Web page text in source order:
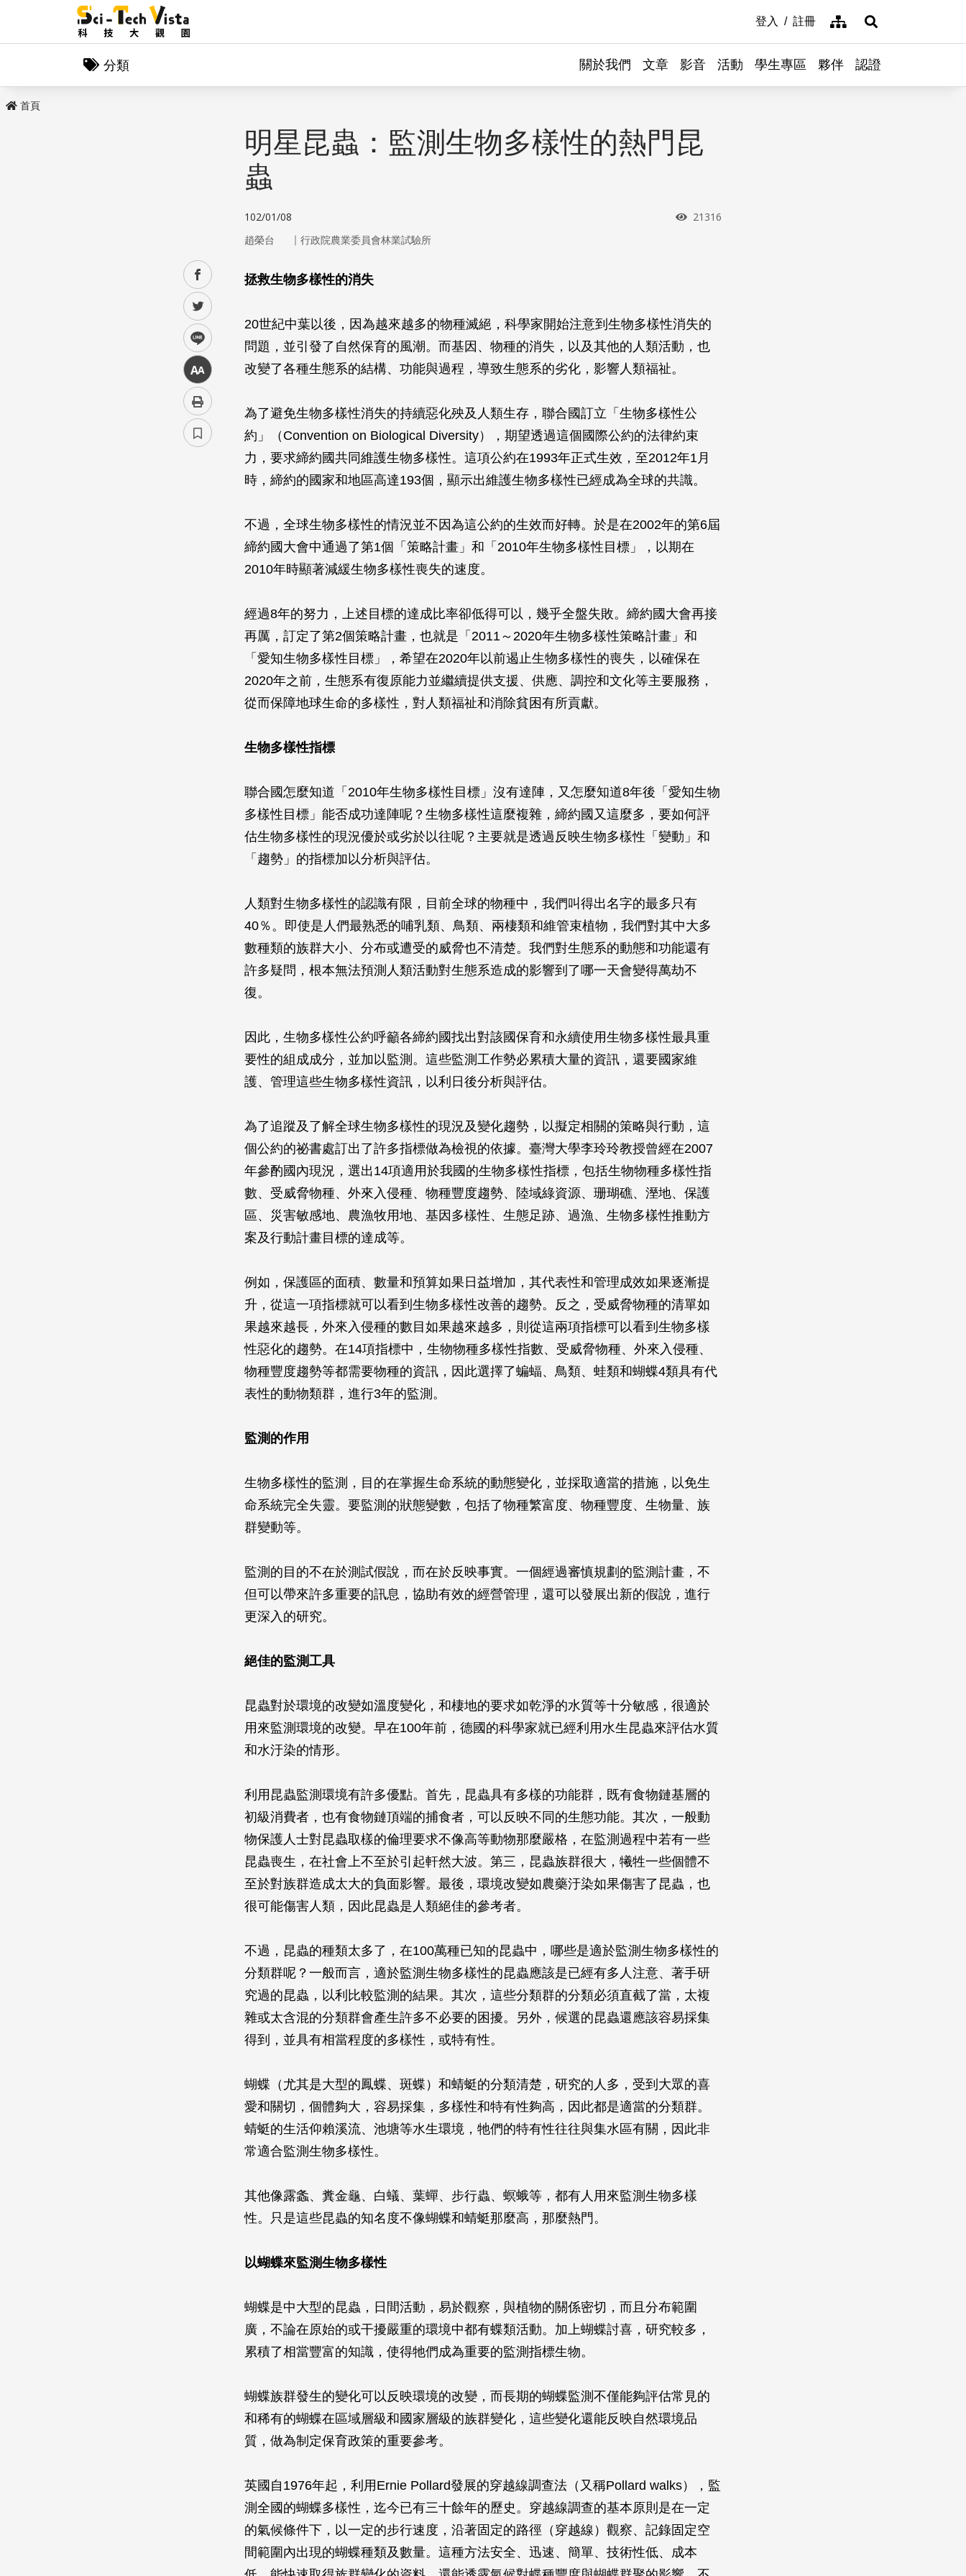
登入 註冊 網站導覽展開搜尋
分類 關於我們 文章 影音 活動 學生專區 夥伴 認證
首頁
facebook
twitter
line
中
明星昆蟲：監測生物多樣性的熱門昆
蟲
102/01/08 瀏覽次數
21316
趙榮台 ｜ 行政院農業委員會林業試驗所
拯救生物多樣性的消失
20世紀中葉以後，因為越來越多的物種滅絕，科學家開始注意到生物多樣性消失的
問題，並引發了自然保育的風潮。而基因、物種的消失，以及其他的人類活動，也
改變了各種生態系的結構、功能與過程，導致生態系的劣化，影響人類福祉。
為了避免生物多樣性消失的持續惡化殃及人類生存，聯合國訂立「生物多樣性公
約」（Convention on Biological Diversity），期望透過這個國際公約的法律約束
力，要求締約國共同維護生物多樣性。這項公約在1993年正式生效，至2012年1月
時，締約的國家和地區高達193個，顯示出維護生物多樣性已經成為全球的共識。
不過，全球生物多樣性的情況並不因為這公約的生效而好轉。於是在2002年的第6屆
締約國大會中通過了第1個「策略計畫」和「2010年生物多樣性目標」，以期在
2010年時顯著減緩生物多樣性喪失的速度。
經過8年的努力，上述目標的達成比率卻低得可以，幾乎全盤失敗。締約國大會再接
再厲，訂定了第2個策略計畫，也就是「2011～2020年生物多樣性策略計畫」和
「愛知生物多樣性目標」，希望在2020年以前遏止生物多樣性的喪失，以確保在
2020年之前，生態系有復原能力並繼續提供支援、供應、調控和文化等主要服務，
從而保障地球生命的多樣性，對人類福祉和消除貧困有所貢獻。
生物多樣性指標
聯合國怎麼知道「2010年生物多樣性目標」沒有達陣，又怎麼知道8年後「愛知生物
多樣性目標」能否成功達陣呢？生物多樣性這麼複雜，締約國又這麼多，要如何評
估生物多樣性的現況優於或劣於以往呢？主要就是透過反映生物多樣性「變動」和
「趨勢」的指標加以分析與評估。
人類對生物多樣性的認識有限，目前全球的物種中，我們叫得出名字的最多只有
40％。即使是人們最熟悉的哺乳類、鳥類、兩棲類和維管束植物，我們對其中大多
數種類的族群大小、分布或遭受的威脅也不清楚。我們對生態系的動態和功能還有
許多疑問，根本無法預測人類活動對生態系造成的影響到了哪一天會變得萬劫不
復。
因此，生物多樣性公約呼籲各締約國找出對該國保育和永續使用生物多樣性最具重
要性的組成成分，並加以監測。這些監測工作勢必累積大量的資訊，還要國家維
護、管理這些生物多樣性資訊，以利日後分析與評估。
為了追蹤及了解全球生物多樣性的現況及變化趨勢，以擬定相關的策略與行動，這
個公約的祕書處訂出了許多指標做為檢視的依據。臺灣大學李玲玲教授曾經在2007
年參酌國內現況，選出14項適用於我國的生物多樣性指標，包括生物物種多樣性指
數、受威脅物種、外來入侵種、物種豐度趨勢、陸域綠資源、珊瑚礁、溼地、保護
區、災害敏感地、農漁牧用地、基因多樣性、生態足跡、過漁、生物多樣性推動方
案及行動計畫目標的達成等。
例如，保護區的面積、數量和預算如果日益增加，其代表性和管理成效如果逐漸提
升，從這一項指標就可以看到生物多樣性改善的趨勢。反之，受威脅物種的清單如
果越來越長，外來入侵種的數目如果越來越多，則從這兩項指標可以看到生物多樣
性惡化的趨勢。在14項指標中，生物物種多樣性指數、受威脅物種、外來入侵種、
物種豐度趨勢等都需要物種的資訊，因此選擇了蝙蝠、鳥類、蛙類和蝴蝶4類具有代
表性的動物類群，進行3年的監測。
監測的作用
生物多樣性的監測，目的在掌握生命系統的動態變化，並採取適當的措施，以免生
命系統完全失靈。要監測的狀態變數，包括了物種繁富度、物種豐度、生物量、族
群變動等。
監測的目的不在於測試假說，而在於反映事實。一個經過審慎規劃的監測計畫，不
但可以帶來許多重要的訊息，協助有效的經營管理，還可以發展出新的假說，進行
更深入的研究。
絕佳的監測工具
昆蟲對於環境的改變如溫度變化，和棲地的要求如乾淨的水質等十分敏感，很適於
用來監測環境的改變。早在100年前，德國的科學家就已經利用水生昆蟲來評估水質
和水汙染的情形。
利用昆蟲監測環境有許多優點。首先，昆蟲具有多樣的功能群，既有食物鏈基層的
初級消費者，也有食物鏈頂端的捕食者，可以反映不同的生態功能。其次，一般動
物保護人士對昆蟲取樣的倫理要求不像高等動物那麼嚴格，在監測過程中若有一些
昆蟲喪生，在社會上不至於引起軒然大波。第三，昆蟲族群很大，犧牲一些個體不
至於對族群造成太大的負面影響。最後，環境改變如農藥汙染如果傷害了昆蟲，也
很可能傷害人類，因此昆蟲是人類絕佳的參考者。
不過，昆蟲的種類太多了，在100萬種已知的昆蟲中，哪些是適於監測生物多樣性的
分類群呢？一般而言，適於監測生物多樣性的昆蟲應該是已經有多人注意、著手研
究過的昆蟲，以利比較監測的結果。其次，這些分類群的分類必須直截了當，太複
雜或太含混的分類群會產生許多不必要的困擾。另外，候選的昆蟲還應該容易採集
得到，並具有相當程度的多樣性，或特有性。
蝴蝶（尤其是大型的鳳蝶、斑蝶）和蜻蜓的分類清楚，研究的人多，受到大眾的喜
愛和關切，個體夠大，容易採集，多樣性和特有性夠高，因此都是適當的分類群。
蜻蜓的生活仰賴溪流、池塘等水生環境，牠們的特有性往往與集水區有關，因此非
常適合監測生物多樣性。
其他像露螽、糞金龜、白蟻、葉蟬、步行蟲、螟蛾等，都有人用來監測生物多樣
性。只是這些昆蟲的知名度不像蝴蝶和蜻蜓那麼高，那麼熱門。
以蝴蝶來監測生物多樣性
蝴蝶是中大型的昆蟲，日間活動，易於觀察，與植物的關係密切，而且分布範圍
廣，不論在原始的或干擾嚴重的環境中都有蝶類活動。加上蝴蝶討喜，研究較多，
累積了相當豐富的知識，使得牠們成為重要的監測指標生物。
蝴蝶族群發生的變化可以反映環境的改變，而長期的蝴蝶監測不僅能夠評估常見的
和稀有的蝴蝶在區域層級和國家層級的族群變化，這些變化還能反映自然環境品
質，做為制定保育政策的重要參考。
英國自1976年起，利用Ernie Pollard發展的穿越線調查法（又稱Pollard walks），監
測全國的蝴蝶多樣性，迄今已有三十餘年的歷史。穿越線調查的基本原則是在一定
的氣候條件下，以一定的步行速度，沿著固定的路徑（穿越線）觀察、記錄固定空
間範圍內出現的蝴蝶種類及數量。這種方法安全、迅速、簡單、技術性低、成本